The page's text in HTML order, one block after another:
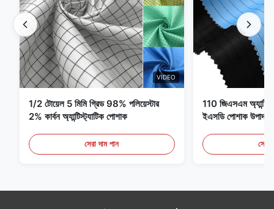
VIDEO
1/2 টোয়েল 5 মিমি গ্রিড 98% পলিয়েস্টার
2% কার্বন অ্যান্টিস্ট্যাটিক পোশাক
সেরা দাম পান
110 জিএসএম অ্যান্টি
ইএসডি পোশাক উপাদান
সেরা